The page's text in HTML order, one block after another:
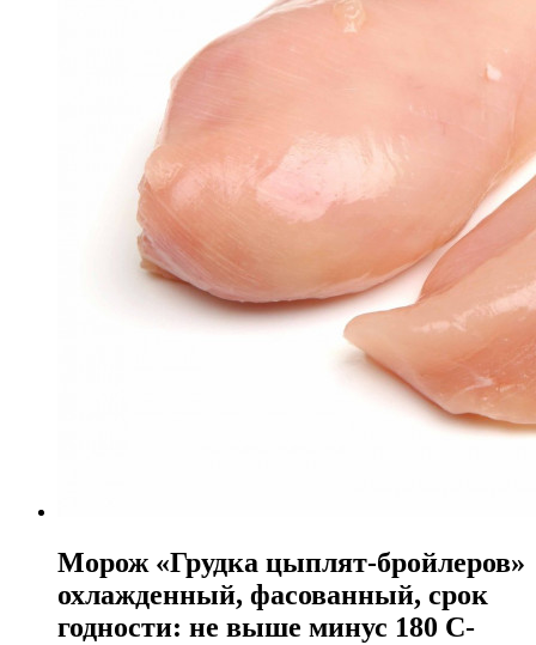
Морож «Грудка цыплят-бройлеров»
охлажденный, фасованный, срок
годности: не выше минус 180 С-